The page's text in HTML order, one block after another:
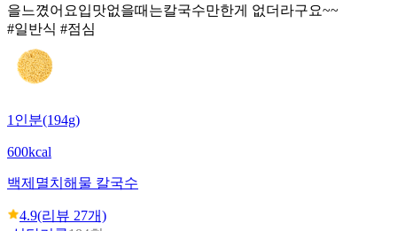
을느꼈어요입맛없을때는칼국수만한게 없더라구요~~
#일반식 #점심
1인분(194g)
600kcal
백제 멸치해물 칼국수
4.9(리뷰 27개)